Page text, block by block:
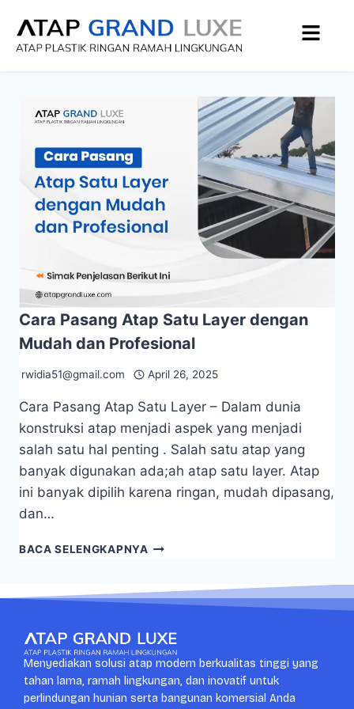
Cara Pasang Atap Satu Layer dengan
Mudah dan Profesional
rwidia51@gmail.com April 26, 2025
Cara Pasang Atap Satu Layer – Dalam dunia
konstruksi atap menjadi aspek yang menjadi
salah satu hal penting . Salah satu atap yang
banyak digunakan ada;ah atap satu layer. Atap
ini banyak dipilih karena ringan, mudah dipasang,
dan…
BACA SELENGKAPNYA
Menyediakan solusi atap modern berkualitas tinggi yang
tahan lama, ramah lingkungan, dan inovatif untuk
perlindungan hunian serta bangunan komersial Anda